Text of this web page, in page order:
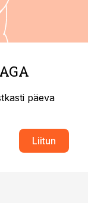
päeva
Liitun